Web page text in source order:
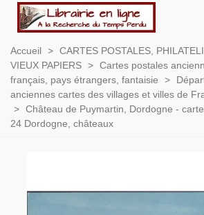
Accueil > CARTES POSTALES,
VIEUX PAPIERS > Cartes postales
français, pays étrangers, fantaisie
>
anciennes cartes des villages et villes de
> Château de Puymartin, Dordogne -
24 Dordogne, châteaux